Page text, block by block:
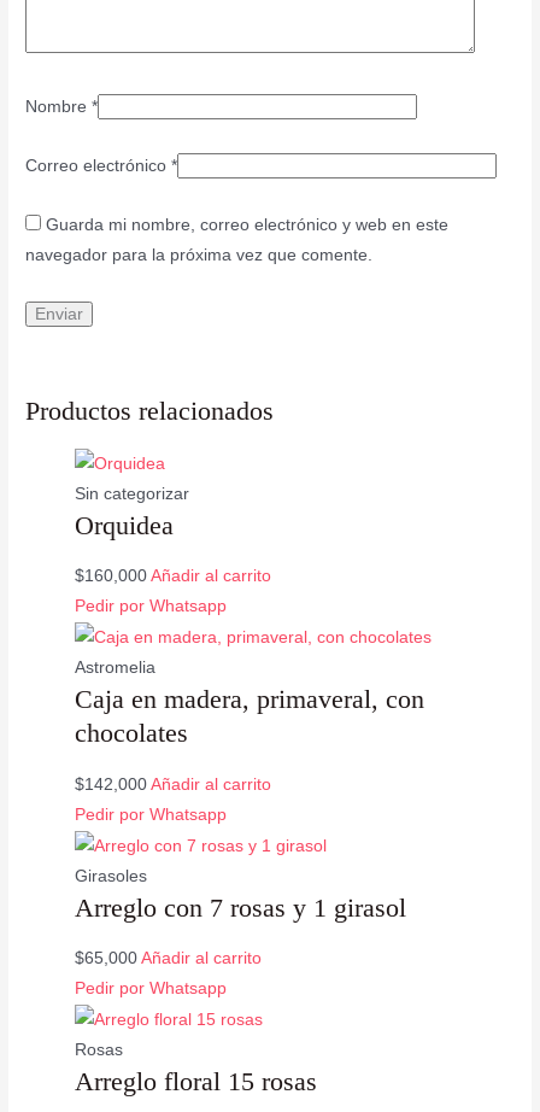
Nombre*
Correo electrónico*
Guarda mi nombre, correo electrónico y web en este
navegador para la próxima vez que comente.
Productos relacionados
Sin categorizar
Orquidea
$160,000 Añadir al carrito
Pedir por Whatsapp
Astromelia
Caja en madera, primaveral, con
chocolates
$142,000 Añadir al carrito
Pedir por Whatsapp
Girasoles
Arreglo con 7 rosas y 1 girasol
$65,000 Añadir al carrito
Pedir por Whatsapp
Rosas
Arreglo floral 15 rosas